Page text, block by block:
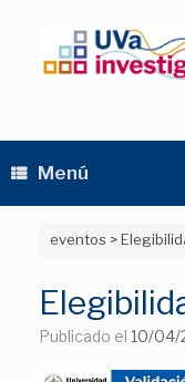
contenido
Menú
eventos >
Publicado el 10/04/